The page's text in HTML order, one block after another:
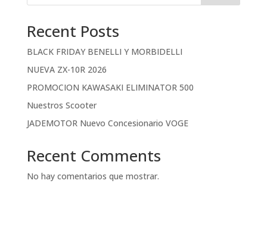
Recent Posts
BLACK FRIDAY BENELLI Y MORBIDELLI
NUEVA ZX-10R 2026
PROMOCION KAWASAKI ELIMINATOR 500
Nuestros Scooter
JADEMOTOR Nuevo Concesionario VOGE
Recent Comments
No hay comentarios que mostrar.